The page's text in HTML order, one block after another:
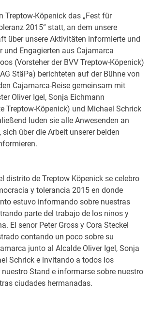
Treptow-Köpenick das „Fest für
2015“ statt, an dem unsere
über unsere Aktivitäten informierte und
und Engagierten aus Cajamarca
(Vorsteher der BVV Treptow-Köpenick)
StäPa) berichteten auf der Bühne von
Cajamarca-Reise gemeinsam mit
Oliver Igel, Sonja Eichmann
Treptow-Köpenick) und Michael Schrick
luden sie alle Anwesenden an
sich über die Arbeit unserer beiden
distrito de Treptow Köpenick se celebro
y tolerancia 2015 en donde
estuvo informando sobre nuestras
parte del trabajo de los ninos y
El senor Peter Gross y Cora Steckel
contando un poco sobre su
junto al Alcalde Oliver Igel, Sonja
Schrick e invitando a todos los
Stand e informarse sobre nuestro
ciudades hermanadas.